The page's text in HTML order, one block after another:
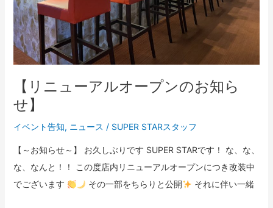
【リニューアルオープンのお知ら
せ】
イベント告知, ニュース / SUPER STARスタッフ
【～お知らせ～】 お久しぶりです SUPER STARです！ な、な、
な、なんと！！ この度店内リニューアルオープンにつき改装中
でございます
その一部をちらりと公開 それに伴い一緒
ー
プ
ン
ら
せ】